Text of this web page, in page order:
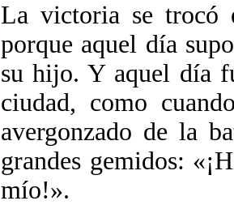
La victoria se trocó
porque aquel día
su hijo. Y aquel día
ciudad, como
avergonzado de la
grandes gemidos:
mío!».